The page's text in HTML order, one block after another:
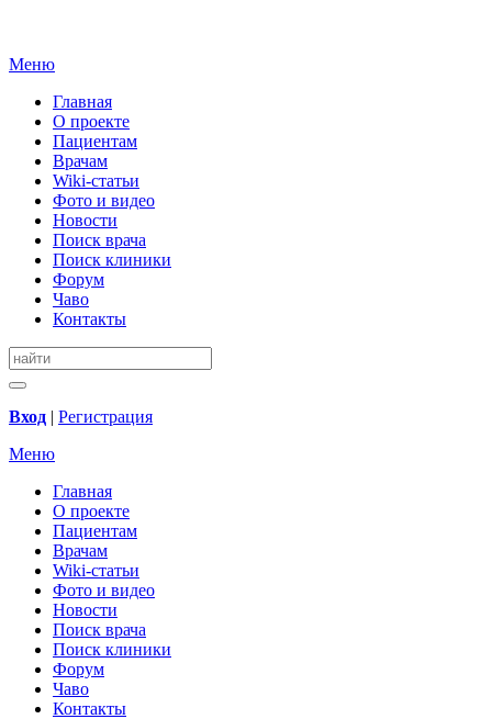
Меню
Главная
О проекте
Пациентам
Врачам
Wiki-статьи
Фото и видео
Новости
Поиск врача
Поиск клиники
Форум
Чаво
Контакты
Вход | Регистрация
Меню
Главная
О проекте
Пациентам
Врачам
Wiki-статьи
Фото и видео
Новости
Поиск врача
Поиск клиники
Форум
Чаво
Контакты